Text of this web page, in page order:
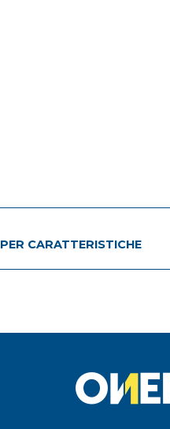
PER CARATTERISTICHE